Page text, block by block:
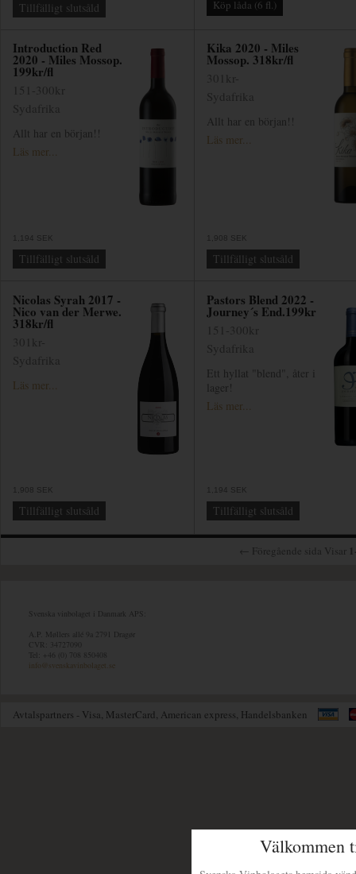
Tillfälligt slutsåld
Introduction Red
2020 - Miles Mossop.
199kr/fl
151-300kr
Sydafrika
Allt har en början!!
Läs mer...
1,194 SEK
Tillfälligt slutsåld
Kika 2020 - Miles
Mossop. 318kr/fl
301kr-
Sydafrika
Allt har en början!!
Läs mer...
1,908 SEK
Tillfälligt slutsåld
Nicolas Syrah 2017 -
Nico van der Merwe.
318kr/fl
301kr-
Sydafrika
Läs mer...
1,908 SEK
Tillfälligt slutsåld
Pastors Blend 2022 -
Journey´s End.199kr
151-300kr
Sydafrika
Ett hyllat "blend", åter i
lager!
Läs mer...
1,194 SEK
Tillfälligt slutsåld
← Föregående sida Visar
Svenska vinbolaget i Danmark APS:
A.P. Møllers allé 9a 2791 Dragør
CVR: 34727090
Tel: +46 (0) 708 850408
info@svenskavinbolaget.se
Avtalspartners - Visa, MasterCard, American express, Handelsbanken
Välkommen